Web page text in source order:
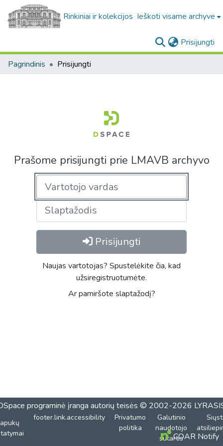
Rinkiniai ir kolekcijos Ieškoti visame archyve
Prisijungti
Pagrindinis Prisijungti
Prašome prisijungti prie LMAVB archyvo
Prisijungti
Naujas vartotojas? Spustelėkite čia, kad
užsiregistruotumėte.
Ar pamiršote slaptažodį?
programinė įranga autorių teisės © 2002-2026
footer.link.accessibility
Privatumo
politika
Galutinio
naudotojo
sutartisCOAR Notify